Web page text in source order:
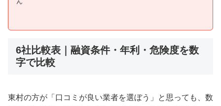
6社比較表｜融資条件・年利・危険度を数
字で比較
東村の方が「口コミが良い業者を選ぼう」と思っても、数